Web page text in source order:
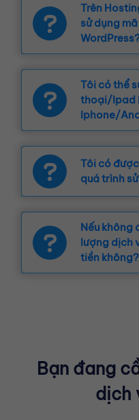
Trên
sử dụng
Tôi có thể
thoại/Ipad
Iphone/
Tôi có
quá trình
Nếu không
lượng dịch
tiền không?
Bạn đang
dịch